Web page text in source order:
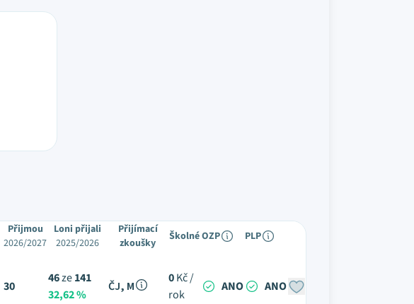
Přijmou
2026/2027
Loni přijali
2025/2026
Přijímací
zkoušky
ŠkolnéOZP PLP
30
46ze141
32,62 %
ČJ, M
0Kč /
rok
ANO ANO